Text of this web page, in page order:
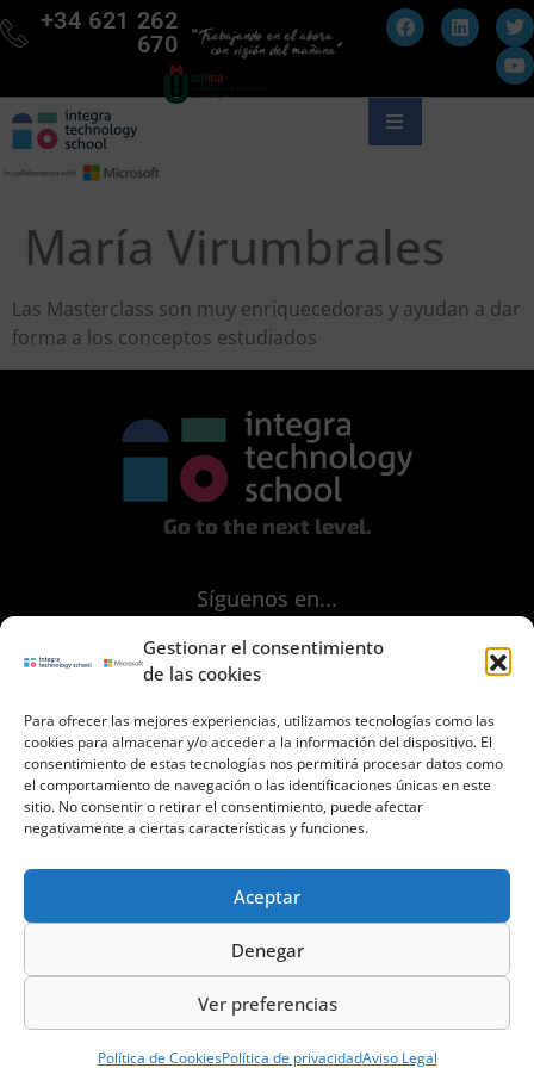
Gestionar el consentimiento
de las cookies
Para ofrecer las mejores experiencias, utilizamos tecnologías como las
cookies para almacenar y/o acceder a la información del dispositivo. El
consentimiento de estas tecnologías nos permitirá procesar datos como
el comportamiento de navegación o las identificaciones únicas en este
sitio. No consentir o retirar el consentimiento, puede afectar
negativamente a ciertas características y funciones.
Aceptar
Denegar
Ver preferencias
Política de CookiesPolítica de privacidadAviso Legal
+34 621 262
670
María Virumbrales
Las Masterclass son muy enriquecedoras y ayudan a dar
forma a los conceptos estudiados
Go to the next level.
Síguenos en...
Aviso Legal
Política de Privacidad
Términos y Condiciones de uso
Contacto
© 2023 INTEGRA Technology School. Todos los derechos reservados